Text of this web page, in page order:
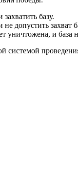
базу.
допустить захват
и база
системой